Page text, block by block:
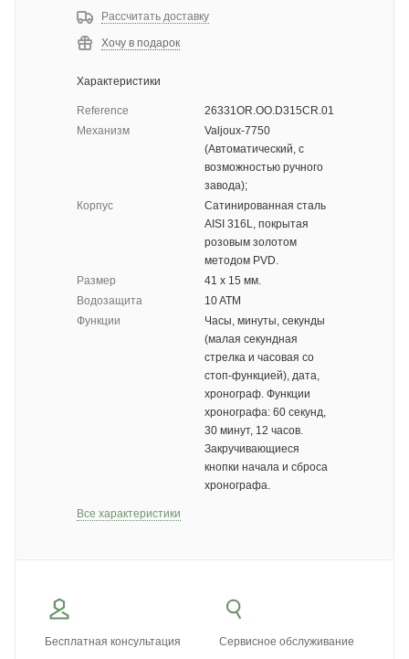
Рассчитать доставку
Хочу в подарок
Характеристики
Reference
26331OR.OO.D315CR.01
Механизм
Valjoux-7750
(Автоматический, с
возможностью ручного
завода);
Корпус
Сатинированная сталь
AISI 316L, покрытая
розовым золотом
методом PVD.
Размер
41 х 15 мм.
Водозащита
10 ATM
Функции
Часы, минуты, секунды
(малая секундная
стрелка и часовая со
стоп-функцией), дата,
хронограф. Функции
хронографа: 60 секунд,
30 минут, 12 часов.
Закручивающиеся
кнопки начала и сброса
хронографа.
Все характеристики
Бесплатная консультация Сервисное обслуживание